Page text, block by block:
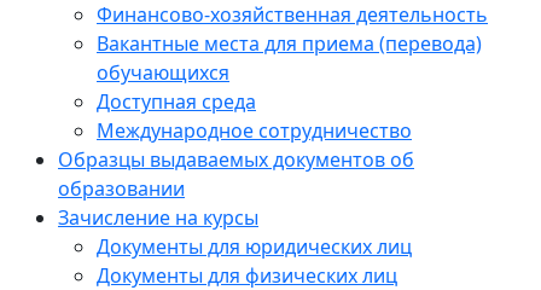
Финансово-хозяйственная деятельность
Вакантные места для приема (перевода)
обучающихся
Доступная среда
Международное сотрудничество
Образцы выдаваемых документов об
образовании
Зачисление на курсы
Документы для юридических лиц
Документы для физических лиц